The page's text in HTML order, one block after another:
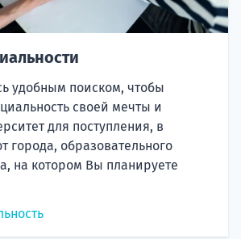
удобным поиском, чтобы
своей мечты и
для поступления, в
города, образовательного
на котором Вы планируете